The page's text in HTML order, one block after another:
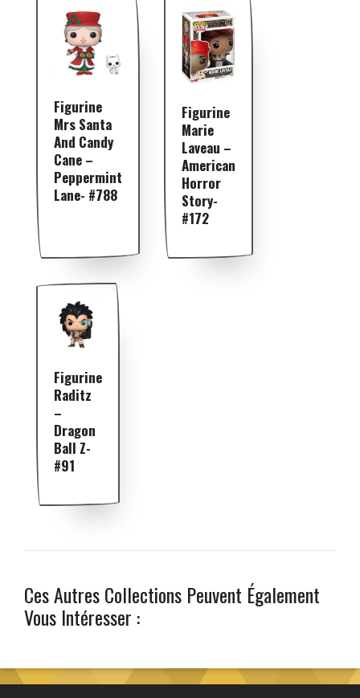
Figurine
Mrs Santa
And Candy
Cane –
Peppermint
Lane- #788
Figurine
Marie
Laveau –
American
Horror
Story-
#172
Figurine
Raditz
–
Dragon
Ball Z-
#91
Ces Autres Collections Peuvent Également
Vous Intéresser :